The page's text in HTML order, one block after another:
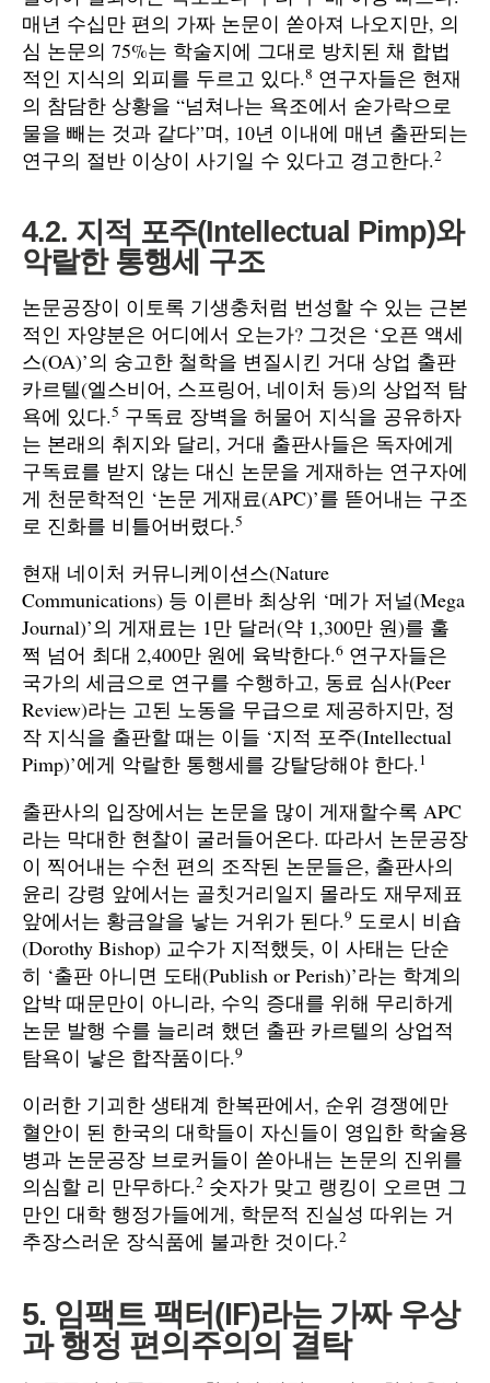
매년 수십만 편의 가짜 논문이 쏟아져 나오지만, 의
심 논문의 75%는 학술지에 그대로 방치된 채 합법
적인 지식의 외피를 두르고 있다.8 연구자들은 현재
의 참담한 상황을 “넘쳐나는 욕조에서 숟가락으로
물을 빼는 것과 같다”며, 10년 이내에 매년 출판되는
연구의 절반 이상이 사기일 수 있다고 경고한다.2
4.2. 지적 포주(Intellectual Pimp)와
악랄한 통행세 구조
논문공장이 이토록 기생충처럼 번성할 수 있는 근본
적인 자양분은 어디에서 오는가? 그것은 ‘오픈 액세
스(OA)’의 숭고한 철학을 변질시킨 거대 상업 출판
카르텔(엘스비어, 스프링어, 네이처 등)의 상업적 탐
욕에 있다.5 구독료 장벽을 허물어 지식을 공유하자
는 본래의 취지와 달리, 거대 출판사들은 독자에게
구독료를 받지 않는 대신 논문을 게재하는 연구자에
게 천문학적인 ‘논문 게재료(APC)’를 뜯어내는 구조
로 진화를 비틀어버렸다.5
현재 네이처 커뮤니케이션스(Nature
Communications) 등 이른바 최상위 ‘메가 저널(Mega
Journal)’의 게재료는 1만 달러(약 1,300만 원)를 훌
쩍 넘어 최대 2,400만 원에 육박한다.6 연구자들은
국가의 세금으로 연구를 수행하고, 동료 심사(Peer
Review)라는 고된 노동을 무급으로 제공하지만, 정
작 지식을 출판할 때는 이들 ‘지적 포주(Intellectual
Pimp)’에게 악랄한 통행세를 강탈당해야 한다.1
출판사의 입장에서는 논문을 많이 게재할수록 APC
라는 막대한 현찰이 굴러들어온다. 따라서 논문공장
이 찍어내는 수천 편의 조작된 논문들은, 출판사의
윤리 강령 앞에서는 골칫거리일지 몰라도 재무제표
앞에서는 황금알을 낳는 거위가 된다.9 도로시 비숍
(Dorothy Bishop) 교수가 지적했듯, 이 사태는 단순
히 ‘출판 아니면 도태(Publish or Perish)’라는 학계의
압박 때문만이 아니라, 수익 증대를 위해 무리하게
논문 발행 수를 늘리려 했던 출판 카르텔의 상업적
탐욕이 낳은 합작품이다.9
이러한 기괴한 생태계 한복판에서, 순위 경쟁에만
혈안이 된 한국의 대학들이 자신들이 영입한 학술용
병과 논문공장 브로커들이 쏟아내는 논문의 진위를
의심할 리 만무하다.2 숫자가 맞고 랭킹이 오르면 그
만인 대학 행정가들에게, 학문적 진실성 따위는 거
추장스러운 장식품에 불과한 것이다.2
5. 임팩트 팩터(IF)라는 가짜 우상
과 행정 편의주의의 결탁